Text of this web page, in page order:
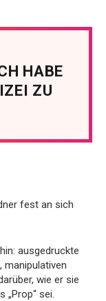
HABE
ZU
fest an sich
ausgedruckte
manipulativen
wie er sie
„Prop“ sei.